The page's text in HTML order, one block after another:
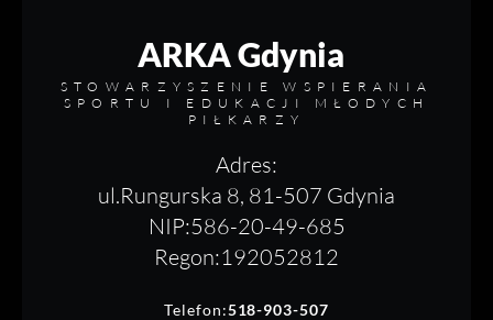
ARKA Gdynia
STOWARZYSZENIE WSPIERANIA
SPORTU I EDUKACJI MŁODYCH
PIŁKARZY
Adres:
ul.Rungurska 8, 81-507 Gdynia
NIP:586-20-49-685
Regon:192052812
Telefon:518-903-507